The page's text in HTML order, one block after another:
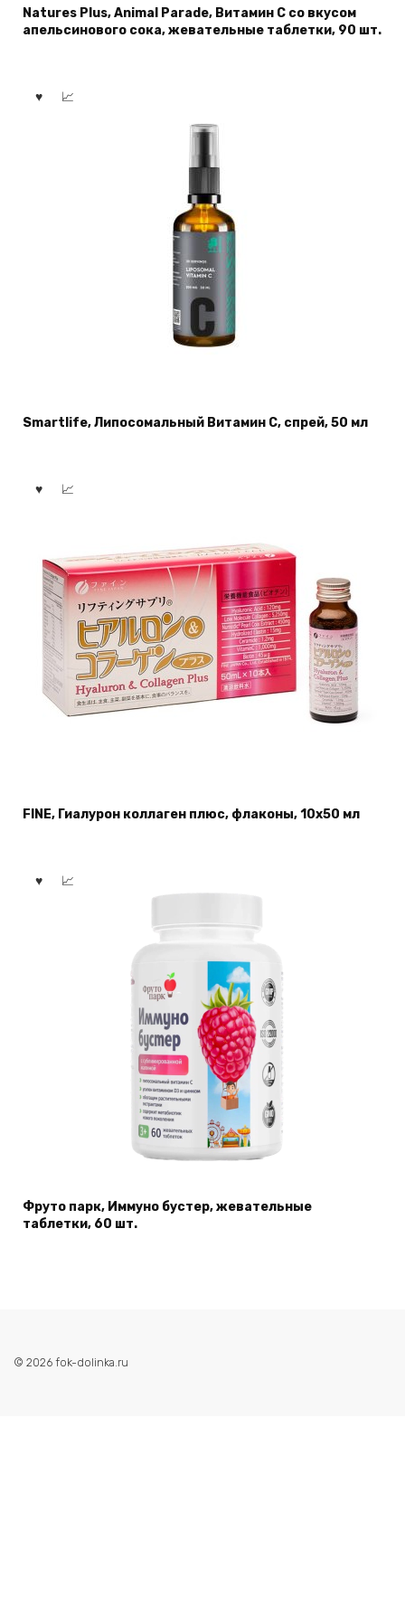
Natures Plus, Animal Parade, Витамин С со вкусом
апельсинового сока, жевательные таблетки, 90 шт.
Smartlife, Липосомальный Витамин C, спрей, 50 мл
FINE, Гиалурон коллаген плюс, флаконы, 10х50 мл
Фруто парк, Иммуно бустер, жевательные
таблетки, 60 шт.
© 2026 fok-dolinka.ru